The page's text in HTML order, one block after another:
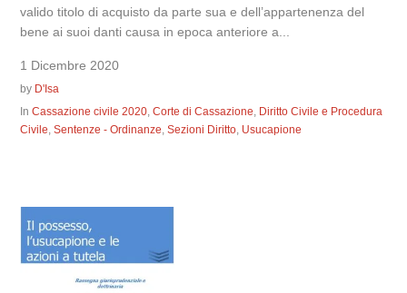
valido titolo di acquisto da parte sua e dell’appartenenza del
bene ai suoi danti causa in epoca anteriore a...
1 Dicembre 2020
by D'Isa
InCassazione civile 2020,Corte di Cassazione, Diritto Civile e Procedura
Civile,Sentenze - Ordinanze,Sezioni Diritto, Usucapione